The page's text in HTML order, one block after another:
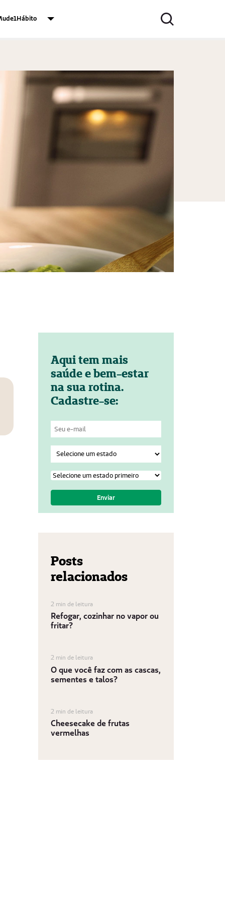
Aqui tem mais
saúde e bem-estar
na sua rotina.
Cadastre-se:
Posts
relacionados
2 min de leitura
Refogar, cozinhar no vapor ou
fritar?
2 min de leitura
O que você faz com as cascas,
sementes e talos?
2 min de leitura
Cheesecake de frutas
vermelhas